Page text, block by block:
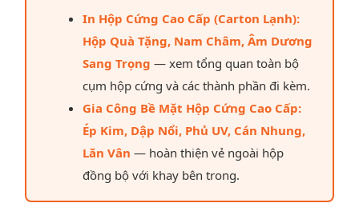
In Hộp Cứng Cao Cấp (Carton Lạnh):
Hộp Quà Tặng, Nam Châm, Âm Dương
Sang Trọng — xem tổng quan toàn bộ
cụm hộp cứng và các thành phần đi kèm.
Gia Công Bề Mặt Hộp Cứng Cao Cấp:
Ép Kim, Dập Nổi, Phủ UV, Cán Nhung,
Lăn Vân — hoàn thiện vẻ ngoài hộp
đồng bộ với khay bên trong.